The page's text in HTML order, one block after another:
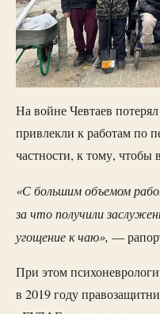
На войне Чевтаев
привлекли к работам по
частности, к тому, чтобы
«С большим объемом
за что получили
угощение к чаю», —
При этом
в 2019 году